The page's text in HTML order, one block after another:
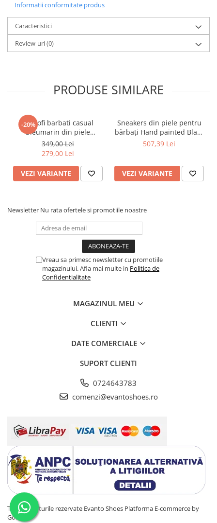
✔ O alegere inspirată pentru ținutele smart-casual și business-
casual
✔ Perfecți pentru zilele active, oferind un echilibru între stil și
comoditate
📏Disponibili în mărimi:
(Recomandat să comandați cu
o jumătate până la un număr mai mare decât mărimea pantofilor
confort și calitate superioară.
Informatii conformitate produs
Caracteristici
Review-uri(0)
PRODUSE SIMILARE
-20%
Pantofi barbati casual
bleumarin din piele
naturala Goretti cu talpa
usoara
349,00 Lei
279,00 Lei
VEZI VARIANTE
Sneakers din piele pentru
bărbați Hand painted Black
Manuscript Sneakers – Piele
Exclusiviste
507,39 Lei
VEZI VARIANTE
Newsletter Nu rata ofertele si promotiile noastre
Vreau sa primesc newsletter cu promotiile
magazinului. Afla mai multe in Politica de
Confidentialitate
MAGAZINUL MEU
CLIENTI
DATE COMERCIALE
SUPORT CLIENTI
0724643783
comenzi@evantoshoes.ro
Toate drepturile rezervate Evanto Shoes Platforma E-commerce by
Gomag